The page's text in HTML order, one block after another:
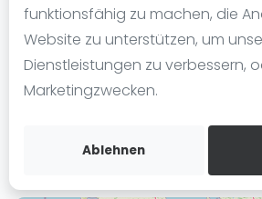
funktionsfähig zu machen, die
Website zu unterstützen, um
Dienstleistungen zu verbessern,
Marketingzwecken.
Ablehnen
Die Geschichte von Padel
Regeln und Punktzählung
Padel Schläge
Video
Padel Passion Kaltenkirchen |
Leibnizstraße 9A
24568Kaltenkirchen
Routebeschrijving